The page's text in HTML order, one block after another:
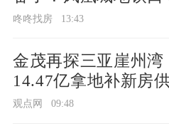
合约之前，大家要了
燃气费有没有欠费的
签订合约之后，再发
大家就无法与原住户
欠费，都需要自己承
验+商业环绕
咚咚找房 13:43
金茂再探三亚崖州湾
14.47亿拿地补新房
口
观点网 09:48